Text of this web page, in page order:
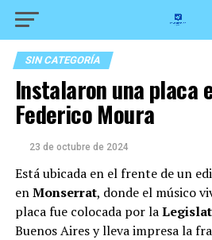
SIN CATEGORÍA
Instalaron una placa
Federico Moura
23 de octubre de 2024
Está ubicada en el frente de un
enMonserrat, donde el músico
placa fue colocada por la
Buenos Aires y lleva impresa la